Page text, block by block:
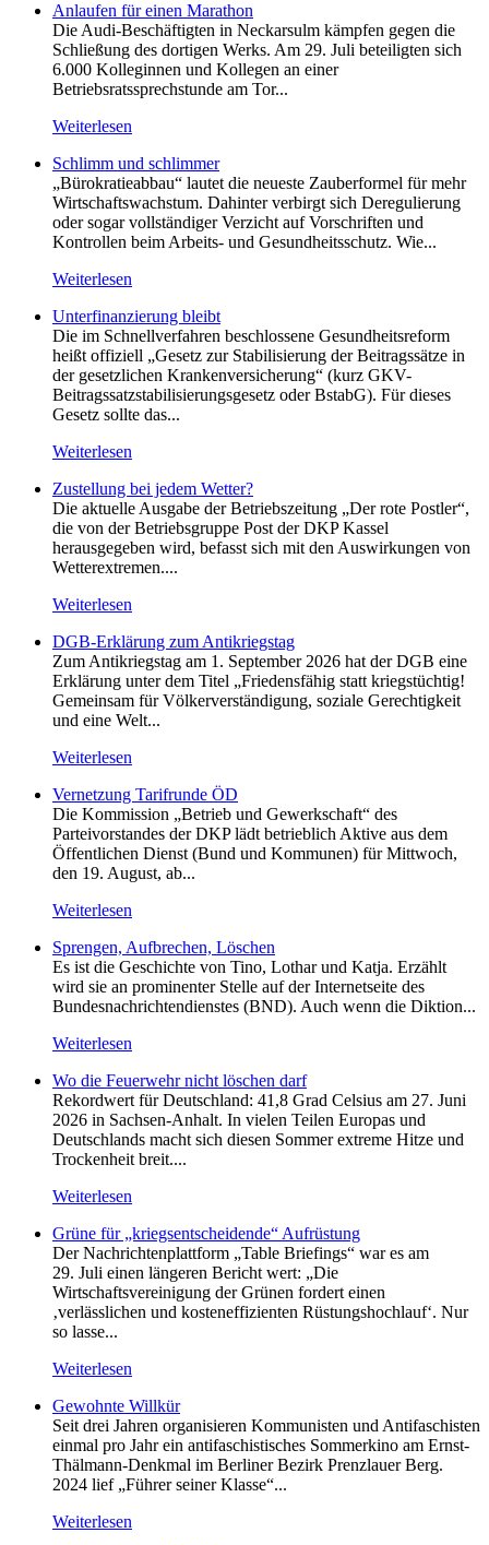
Anlaufen für einen Marathon
Die Audi-Beschäftigten in Neckarsulm kämpfen gegen die
Schließung des dortigen Werks. Am 29. Juli beteiligten sich
6.000 Kolleginnen und Kollegen an einer
Betriebsratssprechstunde am Tor...
Weiterlesen
Schlimm und schlimmer
„Bürokratieabbau“ lautet die neueste Zauberformel für mehr
Wirtschaftswachstum. Dahinter verbirgt sich Deregulierung
oder sogar vollständiger Verzicht auf Vorschriften und
Kontrollen beim Arbeits- und Gesundheitsschutz. Wie...
Weiterlesen
Unterfinanzierung bleibt
Die im Schnellverfahren beschlossene Gesundheitsreform
heißt offiziell „Gesetz zur Stabilisierung der Beitragssätze in
der gesetzlichen Krankenversicherung“ (kurz GKV-
Beitragssatzstabilisierungsgesetz oder BstabG). Für dieses
Gesetz sollte das...
Weiterlesen
Zustellung bei jedem Wetter?
Die aktuelle Ausgabe der Betriebszeitung „Der rote Postler“,
die von der Betriebsgruppe Post der DKP Kassel
herausgegeben wird, befasst sich mit den Auswirkungen von
Wetterextremen....
Weiterlesen
DGB-Erklärung zum Antikriegstag
Zum Antikriegstag am 1. September 2026 hat der DGB eine
Erklärung unter dem Titel „Friedensfähig statt kriegstüchtig!
Gemeinsam für Völkerverständigung, soziale Gerechtigkeit
und eine Welt...
Weiterlesen
Vernetzung Tarifrunde ÖD
Die Kommission „Betrieb und Gewerkschaft“ des
Parteivorstandes der DKP lädt betrieblich Aktive aus dem
Öffentlichen Dienst (Bund und Kommunen) für Mittwoch,
den 19. August, ab...
Weiterlesen
Sprengen, Aufbrechen, Löschen
Es ist die Geschichte von Tino, Lothar und Katja. Erzählt
wird sie an prominenter Stelle auf der Internetseite des
Bundesnachrichtendienstes (BND). Auch wenn die Diktion...
Weiterlesen
Wo die Feuerwehr nicht löschen darf
Rekordwert für Deutschland: 41,8 Grad Celsius am 27. Juni
2026 in Sachsen-Anhalt. In vielen Teilen Europas und
Deutschlands macht sich diesen Sommer extreme Hitze und
Trockenheit breit....
Weiterlesen
Grüne für „kriegsentscheidende“ Aufrüstung
Der Nachrichtenplattform „Table Briefings“ war es am
29. Juli einen längeren Bericht wert: „Die
Wirtschaftsvereinigung der Grünen fordert einen
‚verlässlichen und kosteneffizienten Rüstungshochlauf‘. Nur
so lasse...
Weiterlesen
Gewohnte Willkür
Seit drei Jahren organisieren Kommunisten und Antifaschisten
einmal pro Jahr ein antifaschistisches Sommerkino am Ernst-
Thälmann-Denkmal im Berliner Bezirk Prenzlauer Berg.
2024 lief „Führer seiner Klasse“...
Weiterlesen